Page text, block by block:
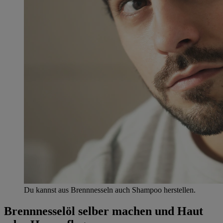
Du kannst aus Brennnesseln auch Shampoo herstellen.
Brennnesselöl selber machen und Haut